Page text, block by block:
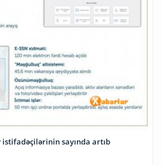
istifadəçilərinin sayında artıb